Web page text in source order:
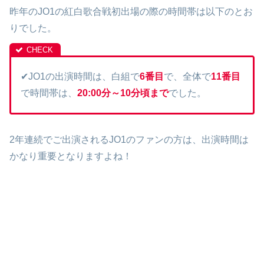
昨年のJO1の紅白歌合戦初出場の際の時間帯は以下のとお
りでした。
✔JO1の出演時間は、白組で6番目 で、全体で11番目
で時間帯は、 20:00分～10分頃まででした。
2年連続でご出演されるJO1のファンの方は、出演時間は
かなり重要となりますよね！